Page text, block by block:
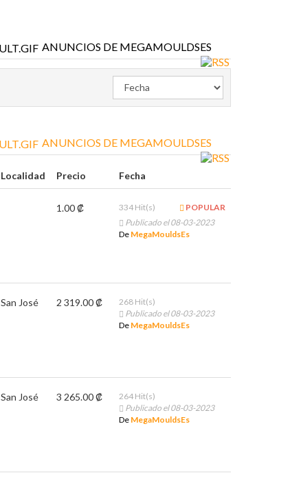
ANUNCIOS DE MEGAMOULDSES
ANUNCIOS DE MEGAMOULDSES
Localidad Precio Fecha
1.00 ₡ POPULAR
334 Hit(s)
Publicado el 08-03-2023
De MegaMouldsEs
San José 2 319.00 ₡
268 Hit(s)
Publicado el 08-03-2023
De MegaMouldsEs
San José 3 265.00 ₡
264 Hit(s)
Publicado el 08-03-2023
De MegaMouldsEs